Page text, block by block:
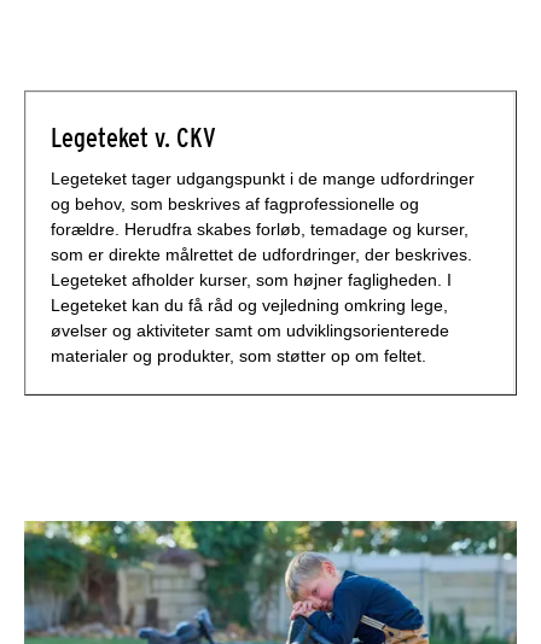
Legeteket v. CKV
Legeteket tager udgangspunkt i de mange udfordringer
og behov, som beskrives af fagprofessionelle og
forældre. Herudfra skabes forløb, temadage og kurser,
som er direkte målrettet de udfordringer, der beskrives.
Legeteket afholder kurser, som højner fagligheden. I
Legeteket kan du få råd og vejledning omkring lege,
øvelser og aktiviteter samt om udviklingsorienterede
materialer og produkter, som støtter op om feltet.